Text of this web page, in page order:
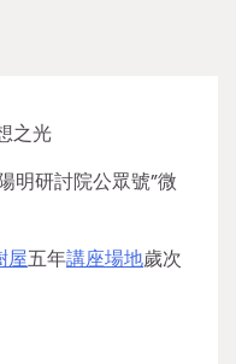
之光
明研討院公眾號”微
屋五年講座場地歲次